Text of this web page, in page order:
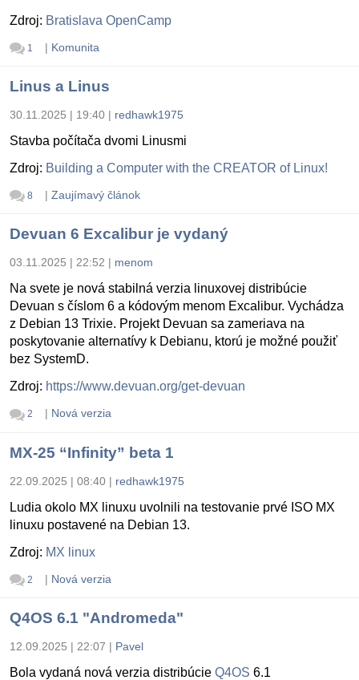
Zdroj: Bratislava OpenCamp
1 | Komunita
Linus a Linus
30.11.2025 | 19:40 | redhawk1975
Stavba počítača dvomi Linusmi
Zdroj: Building a Computer with the CREATOR of Linux!
8 | Zaujímavý článok
Devuan 6 Excalibur je vydaný
03.11.2025 | 22:52 | menom
Na svete je nová stabilná verzia linuxovej distribúcie
Devuan s číslom 6 a kódovým menom Excalibur. Vychádza
z Debian 13 Trixie. Projekt Devuan sa zameriava na
poskytovanie alternatívy k Debianu, ktorú je možné použiť
bez SystemD.
Zdroj: https://www.devuan.org/get-devuan
2 | Nová verzia
MX-25 “Infinity” beta 1
22.09.2025 | 08:40 | redhawk1975
Ludia okolo MX linuxu uvolnili na testovanie prvé ISO MX
linuxu postavené na Debian 13.
Zdroj: MX linux
2 | Nová verzia
Q4OS 6.1 "Andromeda"
12.09.2025 | 22:07 | Pavel
Bola vydaná nová verzia distribúcie Q4OS 6.1